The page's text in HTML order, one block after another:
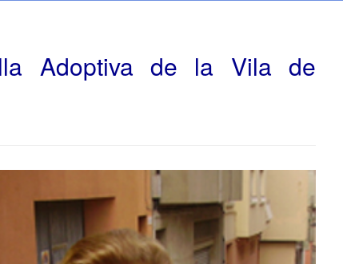
Adoptiva de la Vila de